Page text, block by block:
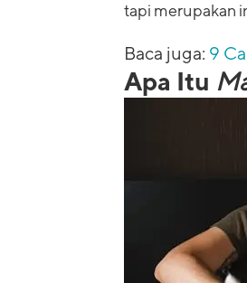
tapi merupakan
Baca juga: 9
Apa Itu